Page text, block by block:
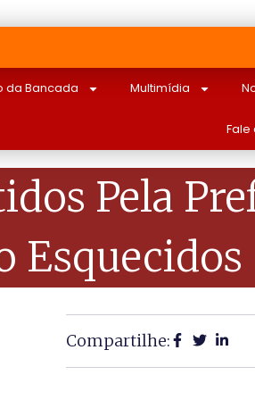
da Bancada Multimídia
Fale
Pela
Esquecidos
Compartilhe: